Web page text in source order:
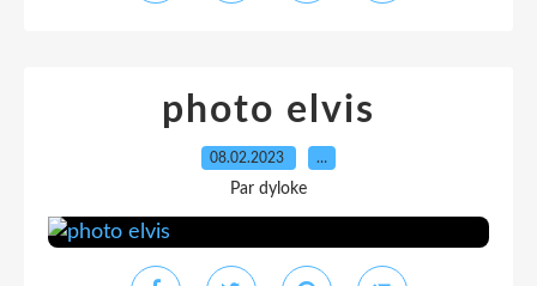
photo elvis
08.02.2023 …
Par dyloke